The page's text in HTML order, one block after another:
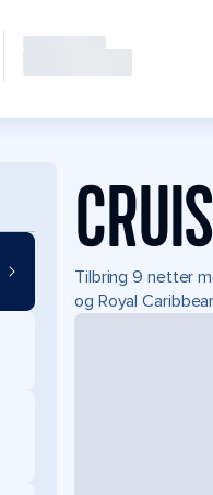
Tilbring 9 netter
og Royal